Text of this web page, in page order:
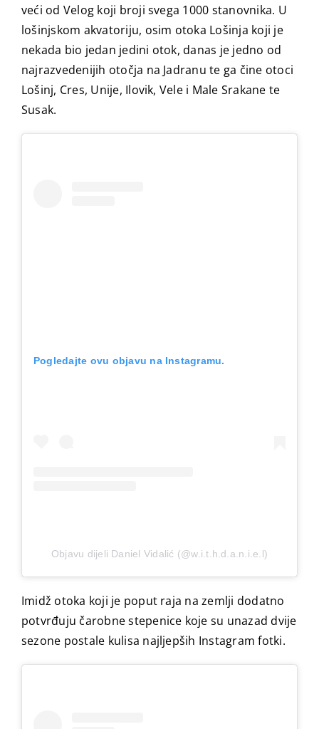
veći od Velog koji broji svega 1000 stanovnika. U
lošinjskom akvatoriju, osim otoka Lošinja koji je
nekada bio jedan jedini otok, danas je jedno od
najrazvedenijih otočja na Jadranu te ga čine otoci
Lošinj, Cres, Unije, Ilovik, Vele i Male Srakane te
Susak.
Pogledajte ovu objavu na Instagramu.
Objavu dijeli Daniel Vidalić (@w.i.t.h.d.a.n.i.e.l)
Imidž otoka koji je poput raja na zemlji dodatno
potvrđuju čarobne stepenice koje su unazad dvije
sezone postale kulisa najljepših Instagram fotki.